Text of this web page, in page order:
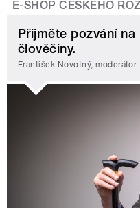
E-SHOP ČESKÉHO
Přijměte pozvání
člověčiny.
František Novotný, moderátor